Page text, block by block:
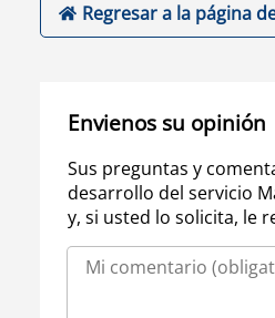
Regresar a la página
Envienos su opinión
Sus preguntas y
desarrollo del servicio
y, si usted lo solicita, le